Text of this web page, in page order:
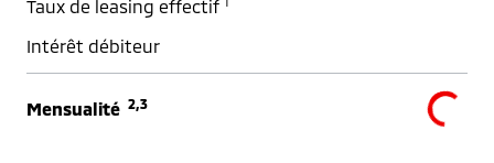
Taux de leasing effectif
Intérêt débiteur
Mensualité 2,3